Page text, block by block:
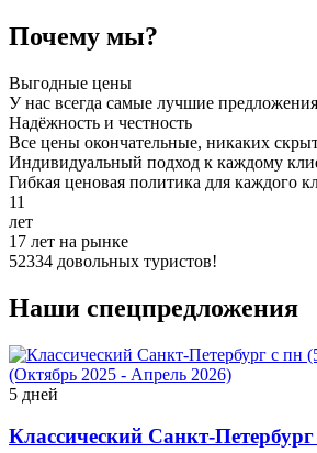
Почему мы?
Выгодные цены
У нас всегда самые лучшие
Надёжность и честность
Все цены окончательные, никаких
Индивидуальный подход к каждому
Гибкая ценовая политика для каждого
11
лет
17 лет на рынке
52334 довольных туристов!
Наши спецпредложения
5 дней
Классический Санкт-